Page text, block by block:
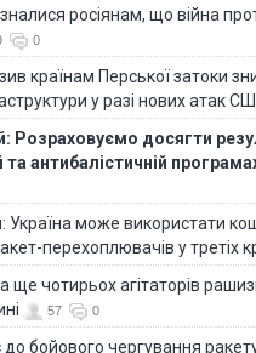
росіянам, що війна
0
країнам Перської затоки
у разі нових атак
Розраховуємо досягти
та антибалістичній
Україна може використати
перехоплювачів у третіх
ще чотирьох агітаторів
57 0
до бойового чергування